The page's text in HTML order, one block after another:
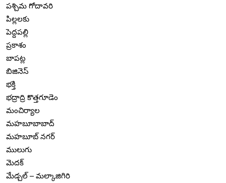
పశ్చిమ గోదావరి
పిల్లలకు
పెద్దపల్లి
ప్రకాశం
బాపట్ల
బిజినెస్
భక్తి
భద్రాద్రి కొత్తగూడెం
మంచిర్యాల
మహబూబాబాద్
మహబూబ్ నగర్
ములుగు
మెదక్
మేడ్చల్ – మల్కాజిగిరి